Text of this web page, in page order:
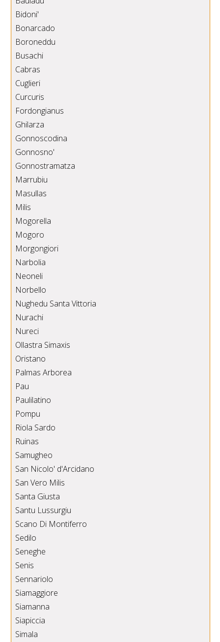
Bidoni'
Bonarcado
Boroneddu
Busachi
Cabras
Cuglieri
Curcuris
Fordongianus
Ghilarza
Gonnoscodina
Gonnosno'
Gonnostramatza
Marrubiu
Masullas
Milis
Mogorella
Mogoro
Morgongiori
Narbolia
Neoneli
Norbello
Nughedu Santa Vittoria
Nurachi
Nureci
Ollastra Simaxis
Oristano
Palmas Arborea
Pau
Paulilatino
Pompu
Riola Sardo
Ruinas
Samugheo
San Nicolo' d'Arcidano
San Vero Milis
Santa Giusta
Santu Lussurgiu
Scano Di Montiferro
Sedilo
Seneghe
Senis
Sennariolo
Siamaggiore
Siamanna
Siapiccia
Simala